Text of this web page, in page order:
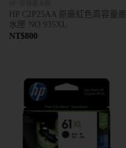
HP C2P25AA 原廠紅色高容量墨
水匣 NO.935XL
NT$800